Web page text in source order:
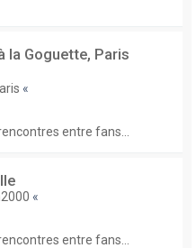
la Goguette, Paris
«
entre fans...
«
entre fans...